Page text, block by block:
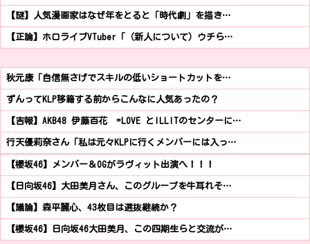
【謎】人気漫画家はなぜ年をとると「時代劇」を描き…
【正論】ホロライブVTuber「（新人について）ウチら…
秋元康「自信無さげでスキルの低いショートカットを…
ずんってKLP移籍する前からこんなに人気あったの？
【吉報】AKB48 伊藤百花 =LOVE とILLITのセンターに…
行天優莉奈さん「私は元々KLPに行くメンバーには入っ…
【櫻坂46】メンバー＆OGがラヴィット出演へ！！！
【日向坂46】大田美月さん、このグループを牛耳れそ…
【議論】森平麗心、43枚目は選抜継続か？
【櫻坂46】日向坂46大田美月、この四期生らと交流が…